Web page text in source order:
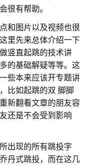
很有帮助。
和图片以及视频也很
里先来总体介绍一下
竖直起跳的技术讲
的基础解疑等等。这
些本来应该开专题讲
比如起跳的双 脚脚
新翻看文章的朋友容
还是不会受到影响
出现的所有跳投字
丹式跳投，而在这几